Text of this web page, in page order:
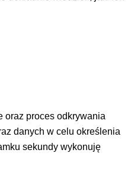
oraz proces odkrywania
danych w celu określenia
sekundy wykonuję